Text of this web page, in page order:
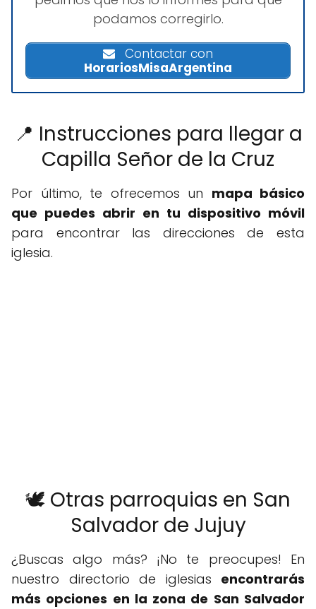
podamos corregirlo.
Contactar con
HorariosMisaArgentina
📍 Instrucciones para llegar a
Capilla Señor de la Cruz
Por último, te ofrecemos un mapa básico
que puedes abrir en tu dispositivo móvil
para encontrar las direcciones de esta
iglesia.
🕊️ Otras parroquias en San
Salvador de Jujuy
¿Buscas algo más? ¡No te preocupes! En
nuestro directorio de iglesias encontrarás
más opciones en la zona de San Salvador